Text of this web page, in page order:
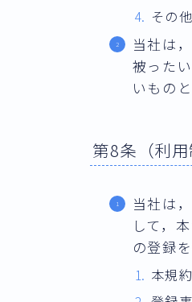
その
当社は
被った
いもの
第8条（利用
当社は
して，
の登録
本規